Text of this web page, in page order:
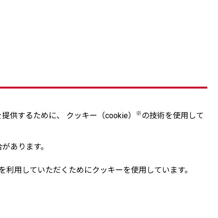
供するために、 クッキー（cookie） ※の技術を使用して
あります。
用していただくためにクッキーを使用しています。​